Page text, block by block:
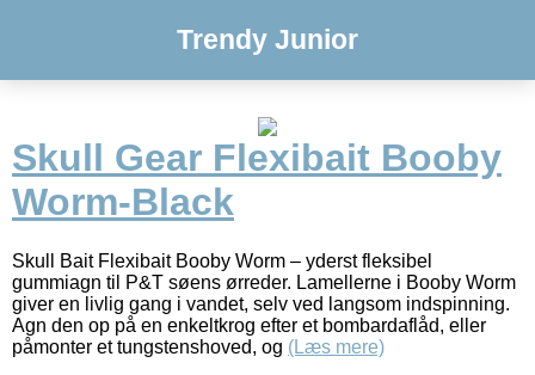
Trendy Junior
Skull Gear Flexibait Booby
Worm-Black
Skull Bait Flexibait Booby Worm – yderst fleksibel
gummiagn til P&T søens ørreder. Lamellerne i Booby Worm
giver en livlig gang i vandet, selv ved langsom indspinning.
Agn den op på en enkeltkrog efter et bombardaflåd, eller
påmonter et tungstenshoved, og (Læs mere)